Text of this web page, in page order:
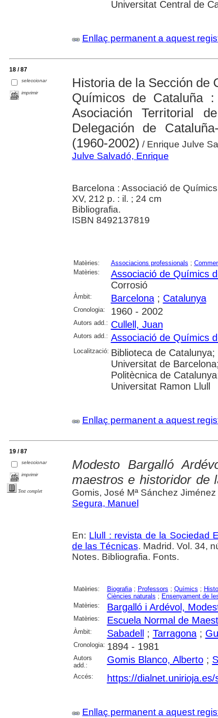
Universitat Central de
Enllaç permanent a aquest
18 / 87
seleccionar
imprimir
Historia de la Sección de
Químicos de Cataluña :
Asociación Territorial
Delegación de
(1960-2002) / Enrique Julve
Julve Salvadó, Enrique
Barcelona : Associació de
XV, 212 p. : il. ; 24 cm
Bibliografia.
ISBN 8492137819
Matèries: Associacions professionals ;
Matèries:
Associació de Químics
Corrosió
Àmbit: Barcelona; Catalunya
Cronologia: 1960 - 2002
Autors add.: Cullell, Juan
Autors add.: Associació de Químics
Localització: Biblioteca de
Universitat de
Politècnica de
Universitat Ramon Llull
Enllaç permanent a aquest
19 / 87
seleccionar
imprimir
Text complet
Modesto Bargalló
maestros e historidor de
Gomis, José Mª Sánchez Jiménez
Segura, Manuel
En: Llull : revista de la Sociedad
de las Técnicas. Madrid. Vol. 34,
Notes. Bibliografia. Fonts.
Matèries: Biografia; Professors ; Químics ;
Ciències naturals ; Ensenyament de
Matèries:
Bargalló i Ardévol,
Matèries: Escuela Normal de
Àmbit: Sabadell ; Tarragona;
Cronologia: 1894 - 1981
Autors
add.:
Gomis Blanco, Alberto;
Accés: https://
Enllaç permanent a aquest